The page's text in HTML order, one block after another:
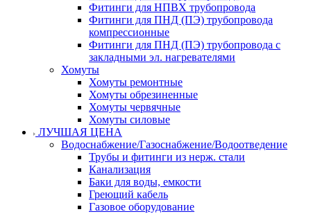
Фитинги для НПВХ трубопровода
Фитинги для ПНД (ПЭ) трубопровода
компрессионные
Фитинги для ПНД (ПЭ) трубопровода с
закладными эл. нагревателями
Хомуты
Хомуты ремонтные
Хомуты обрезиненные
Хомуты червячные
Хомуты силовые
ЛУЧШАЯ ЦЕНА
Водоснабжение/Газоснабжение/Водоотведение
Трубы и фитинги из нерж. стали
Канализация
Баки для воды, емкости
Греющий кабель
Газовое оборудование